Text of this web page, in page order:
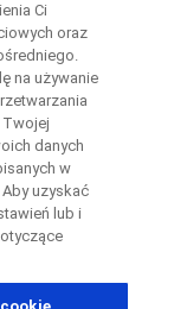
badawczym
Ci
oraz
na używanie
danych
w
uzyskać
lub i